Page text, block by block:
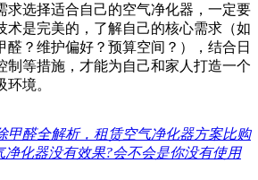
求选择适合自己的空气净化器，一定要
术是完美的，了解自己的核心需求（如
醛？维护偏好？预算空间？），结合日
制等措施，才能为自己和家人打造一个
境。
甲醛全解析，租赁空气净化器方案比购
净化器没有效果?会不会是你没有使用